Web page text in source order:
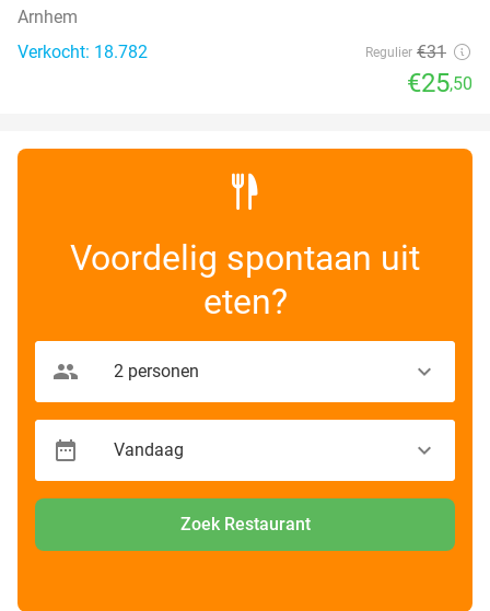
Arnhem
Verkocht: 18.782
Regulier €31
€25,50
Voordelig spontaan uit
eten?
Zoek Restaurant